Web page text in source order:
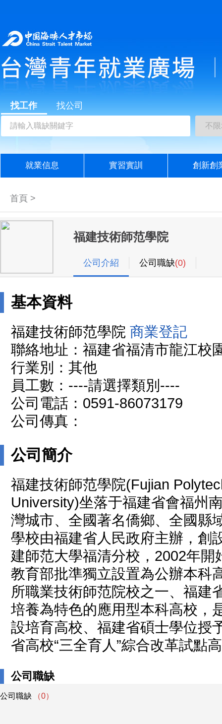
找工作 找公司
就業信息 實習實訓 創新創
首頁 >
福建技術師范學院
公司介紹 公司職缺(0)
基本資料
福建技術師范學院 商業登記
聯絡地址：福建省福清市龍江校
行業別：其他
員工數：----請選擇類別----
公司電話：0591-86073179
公司傳真：
公司簡介
福建技術師范學院(Fujian
University)坐落于福建省會福州
灣城市、全國著名僑鄉、全國縣
學校由福建省人民政府主辦，創
建師范大學福清分校，2002年開
教育部批準獨立設置為公辦本科
所職業技術師范院校之一、福建
培養為特色的應用型本科高校，
設培育高校、福建省碩士學位授
省高校“三全育人”綜合改革試點
公司職缺
公司職缺 （0）